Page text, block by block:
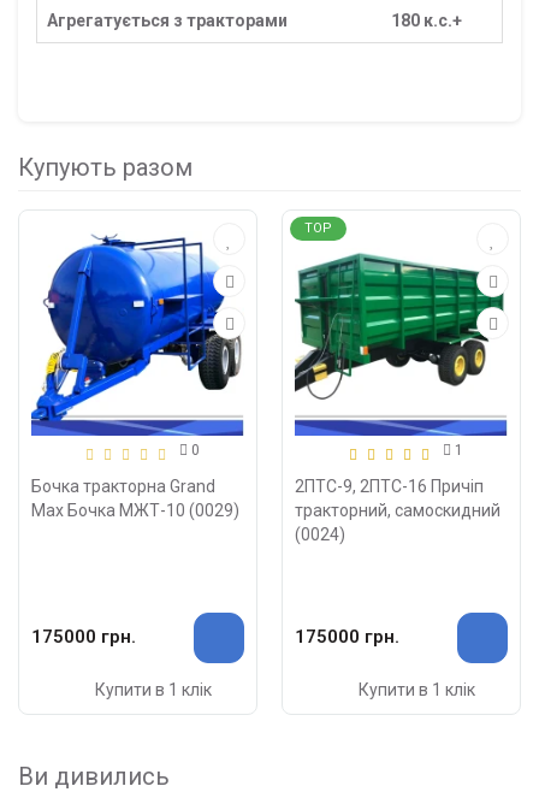
Агрегатується з тракторами 180 к.с.+
Купують разом
0
Бочка тракторна Grand
Max Бочка МЖТ-10 (0029)
175000 грн.
Купити в 1 клік
TOP
1
2ПТС-9, 2ПТС-16 Причіп
тракторний, самоскидний
(0024)
175000 грн.
Купити в 1 клік
Ви дивились